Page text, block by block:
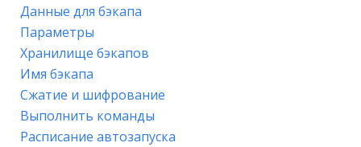
Данные для бэкапа
Параметры
Хранилище бэкапов
Имя бэкапа
Сжатие и шифрование
Выполнить команды
Расписание автозапуска